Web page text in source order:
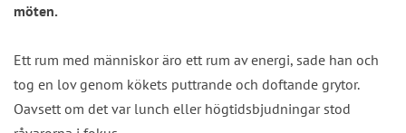
möten.
Ett rum med människor äro ett rum av energi, sade han och
tog en lov genom kökets puttrande och doftande grytor.
Oavsett om det var lunch eller högtidsbjudningar stod